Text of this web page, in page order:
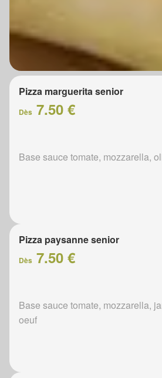
Pizza marguerita senior
Dès 7.50 €
Base sauce tomate, mozzarella,
Pizza paysanne senior
Dès 7.50 €
Base sauce tomate, mozzarella,
oeuf